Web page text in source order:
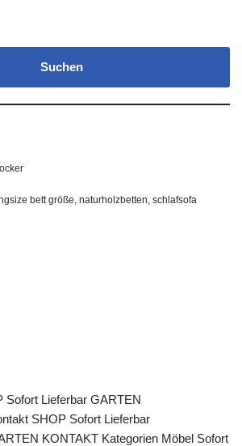
Suchen
bett größe naturholzbetten schlafsofa
Sofort Lieferbar GARTEN
SHOP Sofort Lieferbar
KONTAKT Kategorien Möbel Sofort